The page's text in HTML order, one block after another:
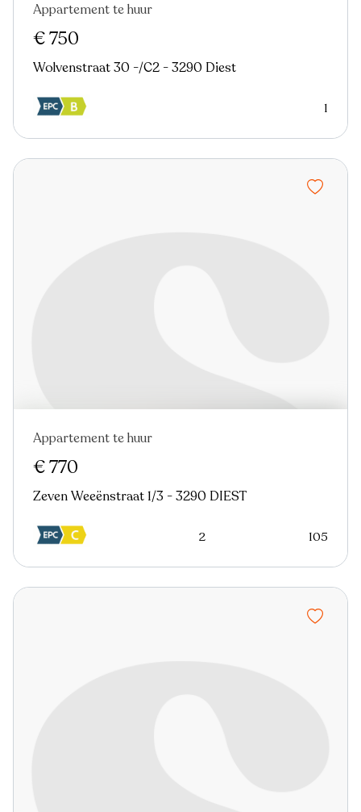
Nieuw
Appartement te huur
€ 750
Wolvenstraat 30 -/C2 - 3290 Diest
1
Nieuw Virtual tour
Appartement te huur
€ 770
Zeven Weeënstraat 1/3 - 3290 DIEST
2 105